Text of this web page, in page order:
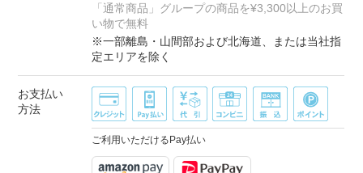
「通常商品」グループの商品を¥3,300以上のお買
い物で無料
※一部離島・山間部および北海道、または当社指
定エリアを除く
お支払い
方法
ご利用いただけるPay払い